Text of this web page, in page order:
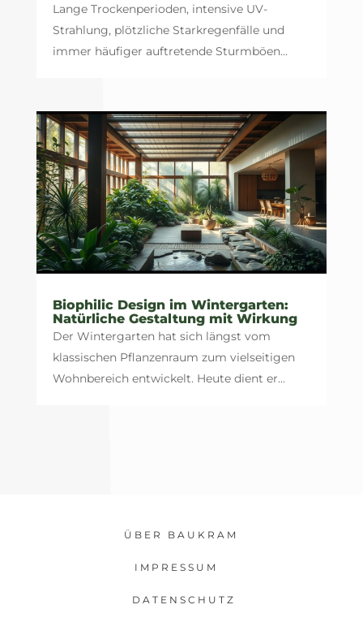
Lange Trockenperioden, intensive UV-
Strahlung, plötzliche Starkregenfälle und
immer häufiger auftretende Sturmböen...
Biophilic Design im Wintergarten:
Natürliche Gestaltung mit Wirkung
Der Wintergarten hat sich längst vom
klassischen Pflanzenraum zum vielseitigen
Wohnbereich entwickelt. Heute dient er...
ÜBER BAUKRAM
IMPRESSUM
DATENSCHUTZ